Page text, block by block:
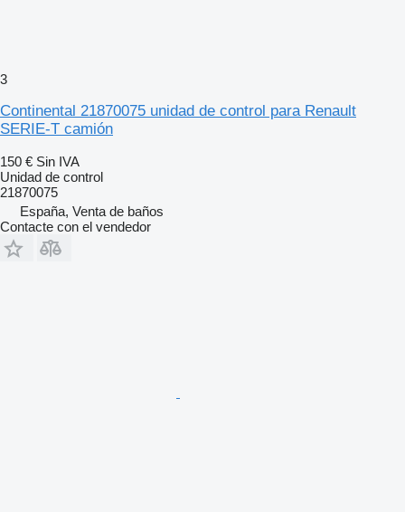
3
Continental 21870075 unidad de control para Renault
SERIE-T camión
150 € Sin IVA
Unidad de control
21870075
España, Venta de baños
Contacte con el vendedor